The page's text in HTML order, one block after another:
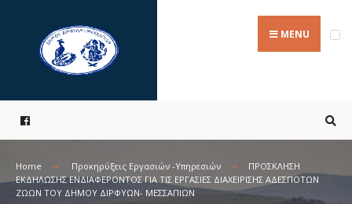
content
MENU
Home Προκηρύξεις Εργασιών -Υπηρεσιών
ΠΡΟΣΚΛΗΣΗ
ΕΚΔΗΛΩΣΗΣ ΕΝΔΙΑΦΕΡΟΝΤΟΣ ΓΙΑ ΤΙΣ ΕΡΓΑΣΙΕΣ ΔΙΑΧΕΙΡΙΣΗΣ ΑΔΕΣΠΟΤΩΝ
ΖΩΩΝ ΤΟΥ ΔΗΜΟΥ ΔΙΡΦΥΩΝ- ΜΕΣΣΑΠΙΩΝ
for: